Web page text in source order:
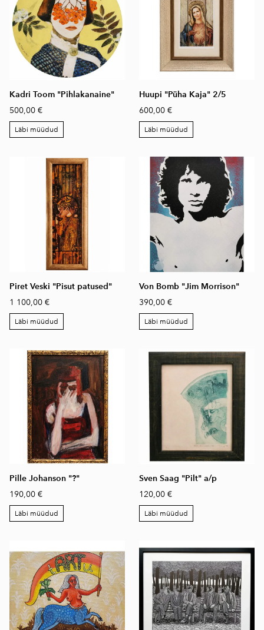
Kadri Toom "Pihlakanaine"
500,00 €
Läbi müüdud
Huupi "Püha Kaja" 2/5
600,00 €
Läbi müüdud
Piret Veski "Pisut patused"
1 100,00 €
Läbi müüdud
Von Bomb "Jim Morrison"
390,00 €
Läbi müüdud
Pille Johanson "?"
190,00 €
Läbi müüdud
Sven Saag "Pilt" a/p
120,00 €
Läbi müüdud